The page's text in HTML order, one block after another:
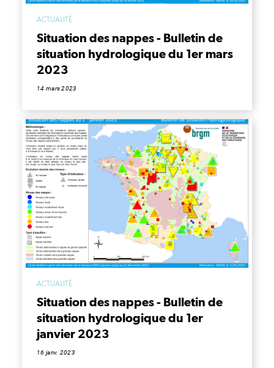
ACTUALITÉ
Situation des nappes - Bulletin de
situation hydrologique du 1er mars
2023
14 mars 2023
ACTUALITÉ
Situation des nappes - Bulletin de
situation hydrologique du 1er
janvier 2023
16 janv. 2023